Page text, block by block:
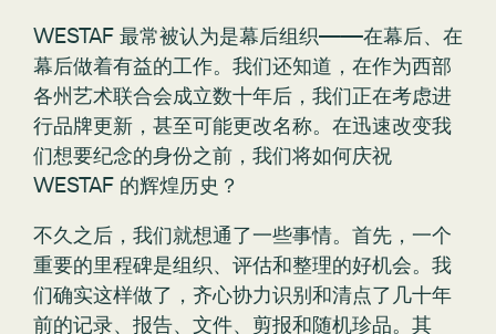
WESTAF 最常被认为是幕后组织——在幕后、在
幕后做着有益的工作。我们还知道，在作为西部
各州艺术联合会成立数十年后，我们正在考虑进
行品牌更新，甚至可能更改名称。在迅速改变我
们想要纪念的身份之前，我们将如何庆祝
WESTAF 的辉煌历史？
不久之后，我们就想通了一些事情。首先，一个
重要的里程碑是组织、评估和整理的好机会。我
们确实这样做了，齐心协力识别和清点了几十年
前的记录、报告、文件、剪报和随机珍品。其